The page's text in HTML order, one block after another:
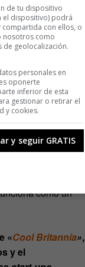
los bolsillos.
de contratos
compitiendo
vamos
nos dice que
más
colectivos, no por
alquileres más
que empuja a
como un
«Cool Britannia»,
y el
de tu dispositivo
el dispositivo) podrá
compartida con ellos, o
nosotros como
geolocalización.
personales en
oponerte
inferior de esta
gestionar o retirar el
y cookies.
y seguir GRATIS